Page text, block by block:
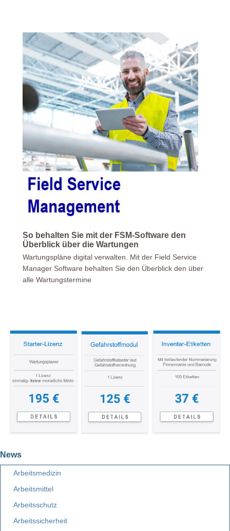
So behalten Sie mit der FSM-Software den
Überblick über die Wartungen
Wartungspläne digital verwalten. Mit der Field Service
Manager Software behalten Sie den Überblick den über
alle Wartungstermine
News
Arbeitsmedizin
Arbeitsmittel
Arbeitsschutz
Arbeitssicherheit